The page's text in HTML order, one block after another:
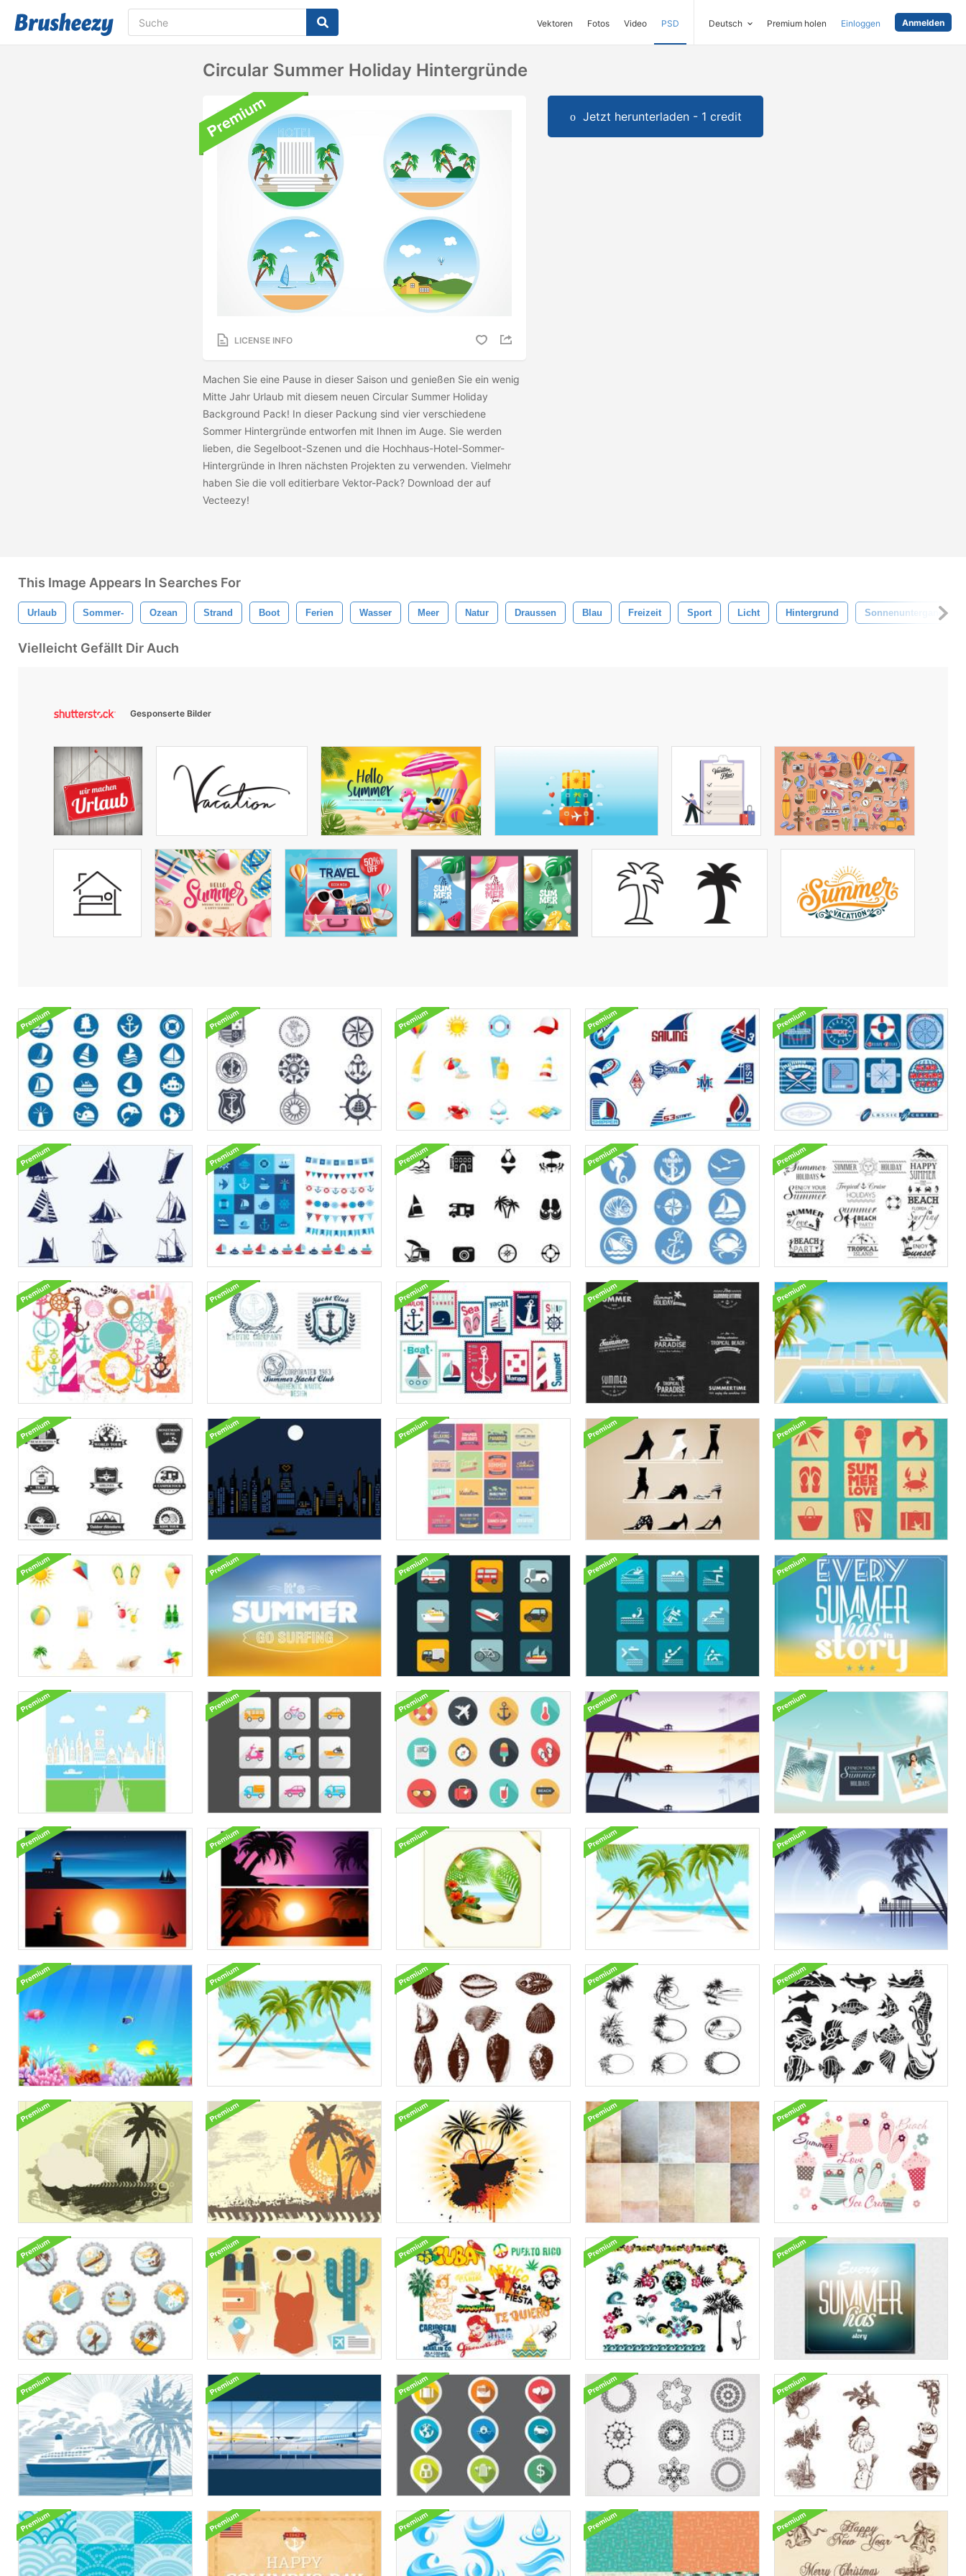
Vektoren Fotos Video PSD Deutsch Premium holen Einloggen Anmelden
Circular Summer Holiday Hintergründe
LICENSE INFO
Machen Sie eine Pause in dieser Saison und genießen Sie ein wenig
Mitte Jahr Urlaub mit diesem neuen Circular Summer Holiday
Background Pack! In dieser Packung sind vier verschiedene
Sommer Hintergründe entworfen mit Ihnen im Auge. Sie werden
lieben, die Segelboot-Szenen und die Hochhaus-Hotel-Sommer-
Hintergründe in Ihren nächsten Projekten zu verwenden. Vielmehr
haben Sie die voll editierbare Vektor-Pack? Download der auf
Vecteezy!
Jetzt herunterladen - 1 credit
This Image Appears In Searches For
Urlaub Sommer- Ozean Strand Boot Ferien Wasser Meer Natur Draussen Blau Freizeit Sport Licht Hintergrund Sonnenuntergang
Vielleicht Gefällt Dir Auch
Gesponserte Bilder